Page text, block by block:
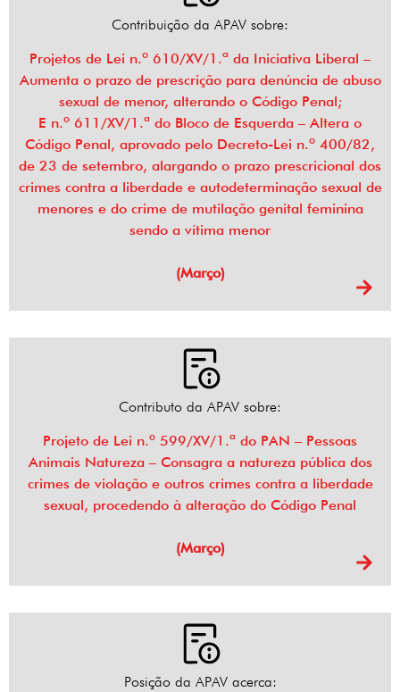
Contribuição da APAV sobre:
Projetos de Lei n.º 610/XV/1.ª da Iniciativa Liberal –
Aumenta o prazo de prescrição para denúncia de abuso
sexual de menor, alterando o Código Penal;
E n.º 611/XV/1.ª do Bloco de Esquerda – Altera o
Código Penal, aprovado pelo Decreto-Lei n.º 400/82,
de 23 de setembro, alargando o prazo prescricional dos
crimes contra a liberdade e autodeterminação sexual de
menores e do crime de mutilação genital feminina
sendo a vítima menor
(Março)
Contributo da APAV sobre:
Projeto de Lei n.º 599/XV/1.ª do PAN – Pessoas
Animais Natureza – Consagra a natureza pública dos
crimes de violação e outros crimes contra a liberdade
sexual, procedendo à alteração do Código Penal
(Março)
Posição da APAV acerca: